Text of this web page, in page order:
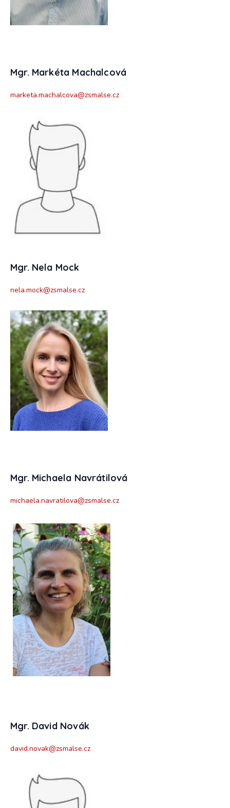
Mgr. Markéta Machalcová
marketa.machalcova@zsmalse.cz
Mgr. Nela Mock
nela.mock@zsmalse.cz
Mgr. Michaela Navrátilová
michaela.navratilova@zsmalse.cz
Mgr. David Novák
david.novak@zsmalse.cz